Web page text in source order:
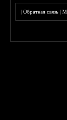
|Обратная связь |